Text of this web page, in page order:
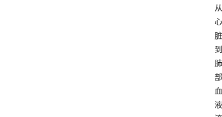
从
心
脏
到
肺
部
血
液